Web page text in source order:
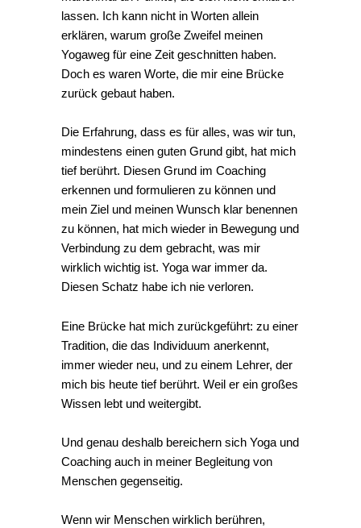
lassen. Ich kann nicht in Worten allein
erklären, warum große Zweifel meinen
Yogaweg für eine Zeit geschnitten haben.
Doch es waren Worte, die mir eine Brücke
zurück gebaut haben.
Die Erfahrung, dass es für alles, was wir tun,
mindestens einen guten Grund gibt, hat mich
tief berührt. Diesen Grund im Coaching
erkennen und formulieren zu können und
mein Ziel und meinen Wunsch klar benennen
zu können, hat mich wieder in Bewegung und
Verbindung zu dem gebracht, was mir
wirklich wichtig ist. Yoga war immer da.
Diesen Schatz habe ich nie verloren.
Eine Brücke hat mich zurückgeführt: zu einer
Tradition, die das Individuum anerkennt,
immer wieder neu, und zu einem Lehrer, der
mich bis heute tief berührt. Weil er ein großes
Wissen lebt und weitergibt.
Und genau deshalb bereichern sich Yoga und
Coaching auch in meiner Begleitung von
Menschen gegenseitig.
Wenn wir Menschen wirklich berühren,